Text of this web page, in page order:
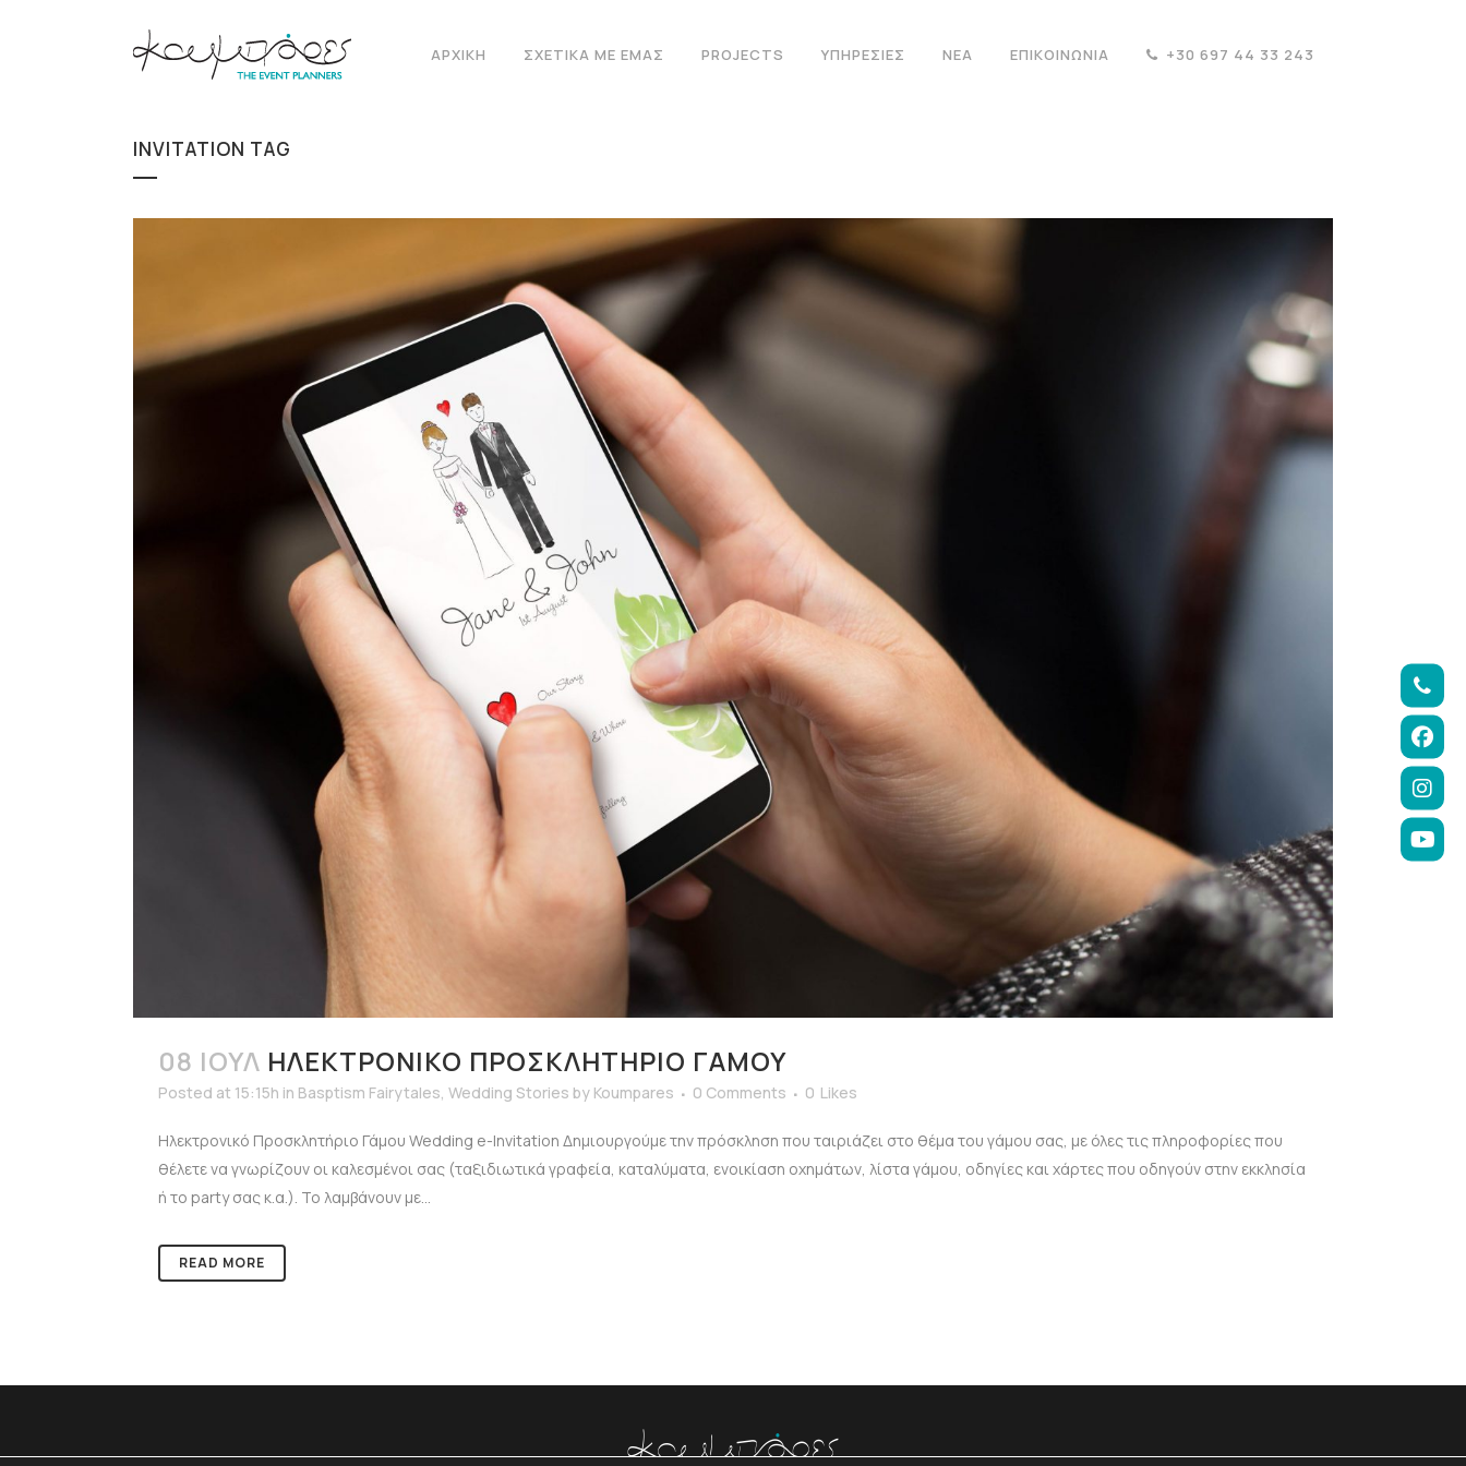
ΑΡΧΙΚΉ ΣΧΕΤΙΚΆ ΜΕ ΕΜΆΣ PROJECTS ΥΠΗΡΕΣΊΕΣ ΝΈΑ ΕΠΙΚΟΙΝΩΝΊΑ +30 697 44 33 243
INVITATION TAG
08 ΙΟΎΛ ΗΛΕΚΤΡΟΝΙΚΌ ΠΡΟΣΚΛΗΤΉΡΙΟ ΓΆΜΟΥ
Posted at 15:15h in Basptism Fairytales, Wedding Stories by Koumpares 0 Comments 0 Likes
Ηλεκτρονικό Προσκλητήριο Γάμου Wedding e-Invitation Δημιουργούμε την πρόσκληση που ταιριάζει στο θέμα του γάμου σας, με όλες τις πληροφορίες που
θέλετε να γνωρίζουν οι καλεσμένοι σας (ταξιδιωτικά γραφεία, καταλύματα, ενοικίαση οχημάτων, λίστα γάμου, οδηγίες και χάρτες που οδηγούν στην εκκλησία
ή το party σας κ.α.). Το λαμβάνουν με...
READ MORE